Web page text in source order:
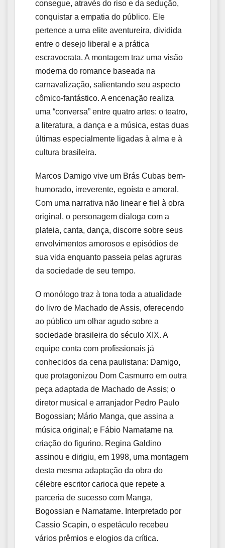
consegue, através do riso e da sedução,
conquistar a empatia do público. Ele
pertence a uma elite aventureira, dividida
entre o desejo liberal e a prática
escravocrata. A montagem traz uma visão
moderna do romance baseada na
carnavalização, salientando seu aspecto
cômico-fantástico. A encenação realiza
uma “conversa” entre quatro artes: o teatro,
a literatura, a dança e a música, estas duas
últimas especialmente ligadas à alma e à
cultura brasileira.
Marcos Damigo vive um Brás Cubas bem-
humorado, irreverente, egoísta e amoral.
Com uma narrativa não linear e fiel à obra
original, o personagem dialoga com a
plateia, canta, dança, discorre sobre seus
envolvimentos amorosos e episódios de
sua vida enquanto passeia pelas agruras
da sociedade de seu tempo.
O monólogo traz à tona toda a atualidade
do livro de Machado de Assis, oferecendo
ao público um olhar agudo sobre a
sociedade brasileira do século XIX. A
equipe conta com profissionais já
conhecidos da cena paulistana: Damigo,
que protagonizou Dom Casmurro em outra
peça adaptada de Machado de Assis; o
diretor musical e arranjador Pedro Paulo
Bogossian; Mário Manga, que assina a
música original; e Fábio Namatame na
criação do figurino. Regina Galdino
assinou e dirigiu, em 1998, uma montagem
desta mesma adaptação da obra do
célebre escritor carioca que repete a
parceria de sucesso com Manga,
Bogossian e Namatame. Interpretado por
Cassio Scapin, o espetáculo recebeu
vários prêmios e elogios da crítica.